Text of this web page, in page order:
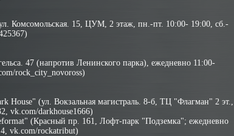
Комсомольская. 15, ЦУМ, 2 этаж, пн.-пт. 10:00- 19:00, сб.-
47 (напротив Ленинского парка), ежедневно 11:00-
rock_city_novoross)
House" (ул. Вокзальная магистраль. 8-б, ТЦ "Флагман" 2 эт.,
vk.com/darkhouse1666)
(Красный пр. 161, Лофт-парк "Подземка"; ежедневно
vk.com/rockatribut)